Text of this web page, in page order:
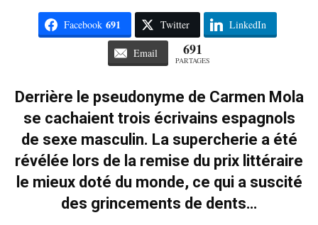
Facebook 691 Twitter LinkedIn
Email 691
PARTAGES
Derrière le pseudonyme de Carmen Mola
se cachaient trois écrivains espagnols
de sexe masculin. La supercherie a été
révélée lors de la remise du prix littéraire
le mieux doté du monde, ce qui a suscité
des grincements de dents…